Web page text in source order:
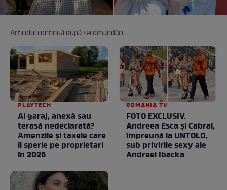
Articolul continuă după recomandări
PLAYTECH
Ai garaj, anexă sau
terasă nedeclarată?
Amenzile și taxele care
îi sperie pe proprietari
în 2026
ROMANIA TV
FOTO EXCLUSIV.
Andreea Esca şi Cabral,
împreună la UNTOLD,
sub privirile sexy ale
Andreei Ibacka